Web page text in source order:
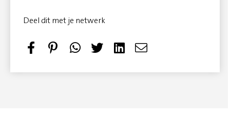
Deel dit met je netwerk
S
h
P
i
T
w
S
e